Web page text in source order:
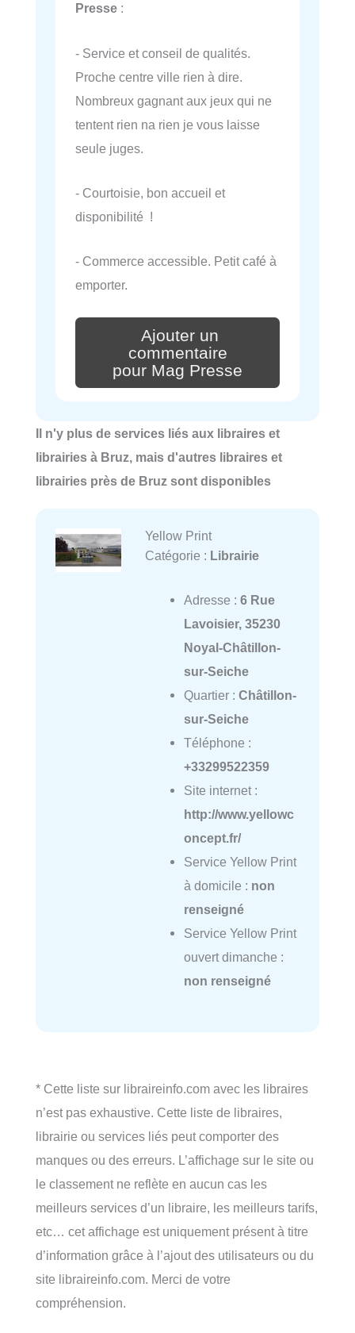
Presse :
- Service et conseil de qualités.
Proche centre ville rien à dire.
Nombreux gagnant aux jeux qui ne
tentent rien na rien je vous laisse
seule juges.
- Courtoisie, bon accueil et
disponibilité !
- Commerce accessible. Petit café à
emporter.
Ajouter un
commentaire
pour Mag Presse
Il n'y plus de services liés aux libraires et
librairies à Bruz, mais d'autres libraires et
librairies près de Bruz sont disponibles
Yellow Print
Catégorie : Librairie
Adresse : 6 Rue
Lavoisier, 35230
Noyal-Châtillon-
sur-Seiche
Quartier : Châtillon-
sur-Seiche
Téléphone :
+33299522359
Site internet :
http://www.yellowc
oncept.fr/
Service Yellow Print
à domicile : non
renseigné
Service Yellow Print
ouvert dimanche :
non renseigné
* Cette liste sur libraireinfo.com avec les libraires
n’est pas exhaustive. Cette liste de libraires,
librairie ou services liés peut comporter des
manques ou des erreurs. L’affichage sur le site ou
le classement ne reflète en aucun cas les
meilleurs services d’un libraire, les meilleurs tarifs,
etc… cet affichage est uniquement présent à titre
d’information grâce à l’ajout des utilisateurs ou du
site libraireinfo.com. Merci de votre
compréhension.